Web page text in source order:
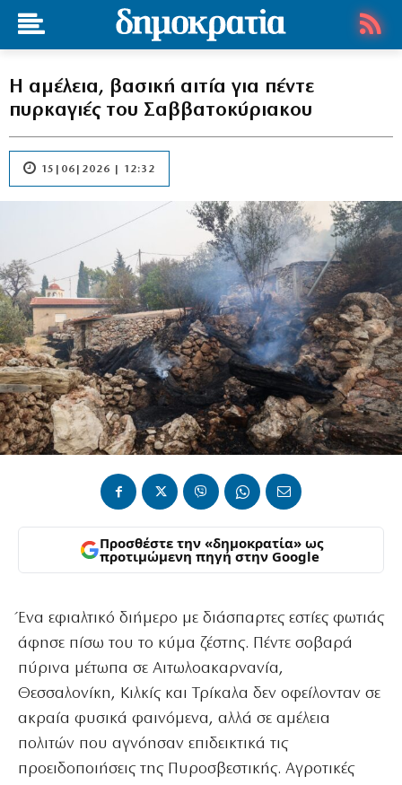
Η αμέλεια, βασική αιτία για πέντε
πυρκαγιές του Σαββατοκύριακου
15|06|2026 | 12:32
Προσθέστε την «δημοκρατία» ως
προτιμώμενη πηγή στην Google
Ένα εφιαλτικό διήμερο με διάσπαρτες εστίες φωτιάς
άφησε πίσω του το κύμα ζέστης. Πέντε σοβαρά
πύρινα μέτωπα σε Αιτωλοακαρνανία,
Θεσσαλονίκη, Κιλκίς και Τρίκαλα δεν οφείλονταν σε
ακραία φυσικά φαινόμενα, αλλά σε αμέλεια
πολιτών που αγνόησαν επιδεικτικά τις
προειδοποιήσεις της Πυροσβεστικής. Αγροτικές